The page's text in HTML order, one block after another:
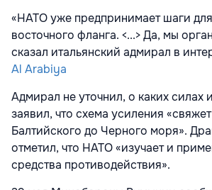
«НАТО уже предпринимает шаги
восточного фланга. <...> Да, мы
сказал итальянский адмирал в
Al Arabiya
Адмирал не уточнил, о каких силах
заявил, что схема усиления
Балтийского до Черного моря».
отметил, что НАТО «изучает и
средства противодействия».